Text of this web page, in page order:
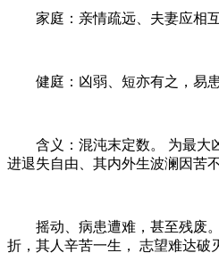
家庭：亲情疏远、夫妻应相互
健庭：凶弱、短亦有之，易患
含义：混沌末定数。 为最大
进退失自由、其内外生波澜因苦不
摇动、病患遭难，甚至残废。
折，其人辛苦一生， 志望难达破